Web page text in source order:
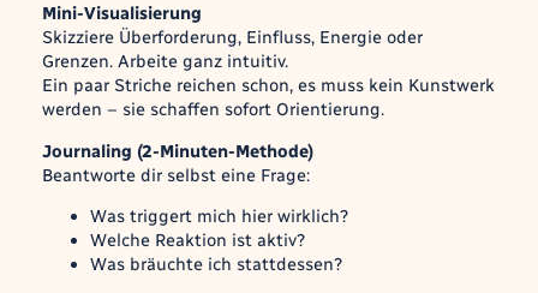
Mini-Visualisierung
Skizziere Überforderung, Einfluss, Energie oder
Grenzen. Arbeite ganz intuitiv.
Ein paar Striche reichen schon, es muss kein Kunstwerk
werden – sie schaffen sofort Orientierung.
Journaling (2-Minuten-Methode)
Beantworte dir selbst eine Frage:
Was triggert mich hier wirklich?
Welche Reaktion ist aktiv?
Was bräuchte ich stattdessen?